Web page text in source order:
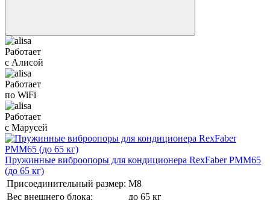
Работает
с Алисой
Работает
по WiFi
Работает
с Марусей
Пружинные виброопоры для кондиционера RexFaber PMM65
(до 65 кг)
Присоединительный размер: М8
Вес внешнего блока:
до 65 кг